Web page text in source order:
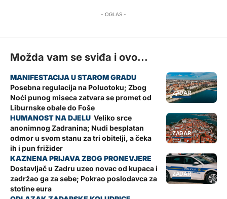
- OGLAS -
Možda vam se sviđa i ovo...
ZADAR
Posebna regulacija na Poluotoku; Zbog
Noći punog miseca zatvara se promet od
Liburnske obale do Foše
ZADAR
Veliko srce
anonimnog Zadranina; Nudi besplatan
odmor u svom stanu za tri obitelji, a čeka
ih i pun frižider
ZADAR
Dostavljač u Zadru uzeo novac od kupaca i
zadržao ga za sebe; Pokrao poslodavca za
stotine eura